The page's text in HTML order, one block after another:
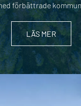
förbättrade
LÄS MER